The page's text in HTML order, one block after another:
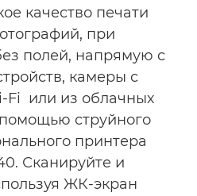
качество печати
при
полей, напрямую с
камеры с
Fi или из облачных
струйного
принтера
Сканируйте и
ЖК-экран